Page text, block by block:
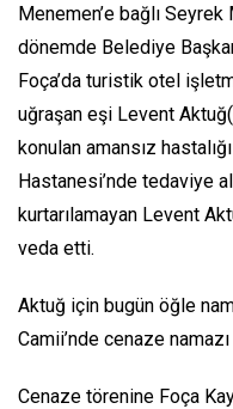
Menemen’e bağlı
dönemde Belediye
Foça’da turistik otel
uğraşan eşi Levent
konulan amansız
Hastanesi’nde tedaviye
kurtarılamayan Levent
veda etti.
Aktuğ için bugün öğle
Camii’nde cenaze namazı
Cenaze törenine Foça